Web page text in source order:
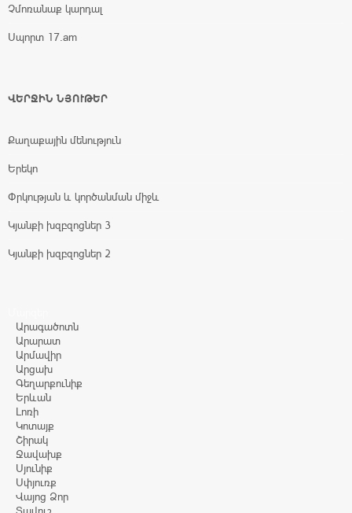
Չմոռանաք կարդալ
Սպորտ 17.am
ՎԵՐՋԻՆ ՆՅՈՒԹԵՐ
Քաղաքային մենություն
Երեկո
Փրկության և կործանման միջև
Կյանքի խզբզոցներ 3
Կյանքի խզբզոցներ 2
Արագածոտն
Արարատ
Արմավիր
Արցախ
Գեղարքունիք
Երևան
Լոռի
Կոտայք
Շիրակ
Ջավախք
Սյունիք
Սփյուռք
Վայոց Ձոր